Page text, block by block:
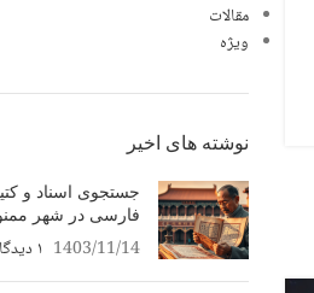
مقالات
ویژه
نوشته های اخیر
جستجوی اسناد و
فارسی در شهر
1403/11/14 ۱ دیدگاه